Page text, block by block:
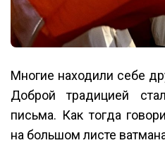
Многие находили себе
Доброй традицией
письма. Как тогда
на большом листе